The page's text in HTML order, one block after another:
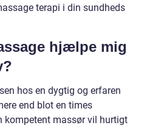
terapi i din sundheds
hjælpe mig
hos en dygtig og erfaren
end blot en times
kompetent massør vil hurtigt